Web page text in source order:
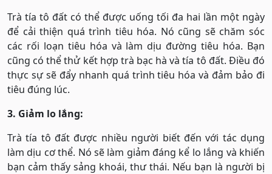
Trà tía tô đất có thể được uống tối đa hai lần một ngày
để cải thiện quá trình tiêu hóa. Nó cũng sẽ chăm sóc
các rối loạn tiêu hóa và làm dịu đường tiêu hóa. Bạn
cũng có thể thử kết hợp trà bạc hà và tía tô đất. Điều đó
thực sự sẽ đẩy nhanh quá trình tiêu hóa và đảm bảo đi
tiêu đúng lúc.
3. Giảm lo lắng:
Trà tía tô đất được nhiều người biết đến với tác dụng
làm dịu cơ thể. Nó sẽ làm giảm đáng kể lo lắng và khiến
bạn cảm thấy sảng khoái, thư thái. Nếu bạn là người bị